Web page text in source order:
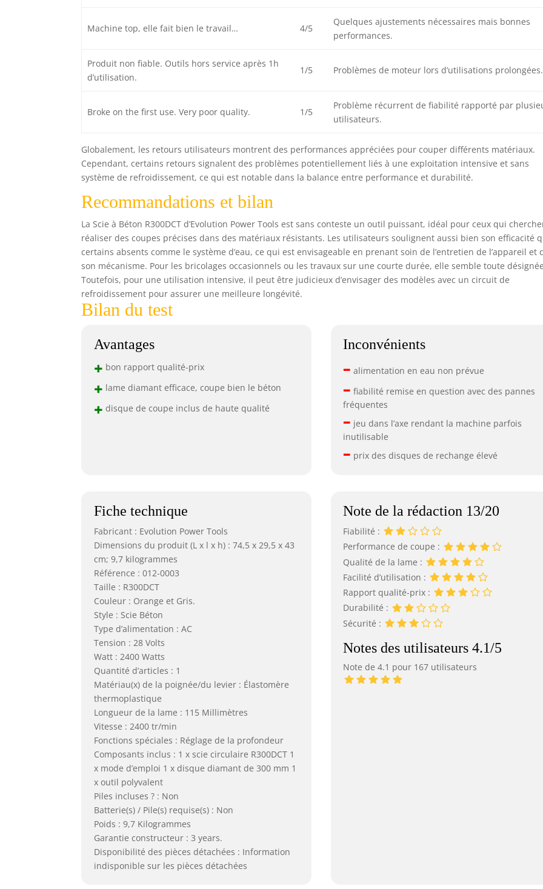
Machine top, elle fait bien le travail… 4/5
Quelques ajustements nécessaires mais bonnes
performances.
Produit non fiable. Outils hors service après 1h
d’utilisation.
1/5 Problèmes de moteur lors d’utilisations prolongées.
Broke on the first use. Very poor quality. 1/5
Problème récurrent de fiabilité rapporté par
utilisateurs.
Globalement, les retours utilisateurs montrent des performances appréciées pour couper différents matériaux.
Cependant, certains retours signalent des problèmes potentiellement liés à une exploitation intensive et sans
système de refroidissement, ce qui est notable dans la balance entre performance et durabilité.
Recommandations et bilan
La Scie à Béton R300DCT d’Evolution Power Tools est sans conteste un outil puissant, idéal pour ceux qui
réaliser des coupes précises dans des matériaux résistants. Les utilisateurs soulignent aussi bien son efficacité
certains absents comme le système d’eau, ce qui est envisageable en prenant soin de l’entretien de l’appareil et
son mécanisme. Pour les bricolages occasionnels ou les travaux sur une courte durée, elle semble toute
Toutefois, pour une utilisation intensive, il peut être judicieux d’envisager des modèles avec un circuit de
refroidissement pour assurer une meilleure longévité.
Bilan du test
Avantages
+ bon rapport qualité-prix
+ lame diamant efficace, coupe bien le béton
+ disque de coupe inclus de haute qualité
Inconvénients
– alimentation en eau non prévue
– fiabilité remise en question avec des pannes
fréquentes
– jeu dans l’axe rendant la machine parfois
inutilisable
– prix des disques de rechange élevé
Fiche technique
Fabricant : Evolution Power Tools
Dimensions du produit (L x l x h) : 74,5 x 29,5 x 43
cm; 9,7 kilogrammes
Référence : 012-0003
Taille : R300DCT
Couleur : Orange et Gris.
Style : Scie Béton
Type d’alimentation : AC
Tension : 28 Volts
Watt : 2400 Watts
Quantité d’articles : 1
Matériau(x) de la poignée/du levier : Élastomère
thermoplastique
Longueur de la lame : 115 Millimètres
Vitesse : 2400 tr/min
Fonctions spéciales : Réglage de la profondeur
Composants inclus : 1 x scie circulaire R300DCT 1
x mode d’emploi 1 x disque diamant de 300 mm 1
x outil polyvalent
Piles incluses ? : Non
Batterie(s) / Pile(s) requise(s) : Non
Poids : 9,7 Kilogrammes
Garantie constructeur : 3 years.
Disponibilité des pièces détachées : Information
indisponible sur les pièces détachées
Note de la rédaction 13/20
Fiabilité :
Performance de coupe :
Qualité de la lame :
Facilité d’utilisation :
Rapport qualité-prix :
Durabilité :
Sécurité :
Notes des utilisateurs 4.1/5
Note de 4.1 pour 167 utilisateurs